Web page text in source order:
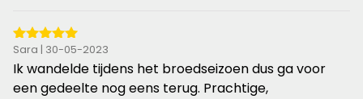
5
van
de
Sara | 30-05-2023
Ik wandelde tijdens het broedseizoen dus ga voor
een gedeelte nog eens terug. Prachtige,